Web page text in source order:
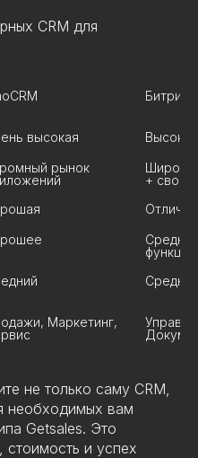
CRM для
высокая
Высокая
рынок
+ свои
Маркетинг,
не только саму CRM,
необходимых вам
Getsales. Это
и успех